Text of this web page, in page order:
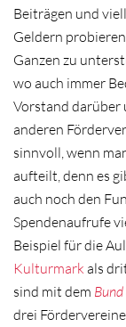
Beiträgen und
Geldern
Ganzen zu
wo auch immer
Vorstand darüber
anderen
sinnvoll, wenn
aufteilt, denn es
auch noch den
Spendenaufrufe
Beispiel für die
Kulturmark als
sind mit dem
drei